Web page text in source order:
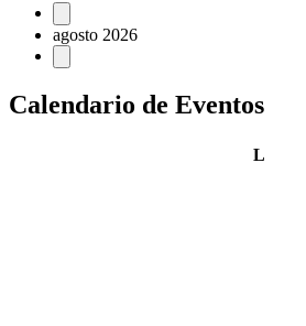
Eventos
agosto 2026
Calendario de Eventos
Llunes